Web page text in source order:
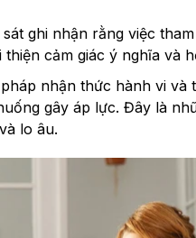
ghi nhận rằng việc
cảm giác ý nghĩa và
nhận thức hành vi và
gây áp lực. Đây là
lo âu.